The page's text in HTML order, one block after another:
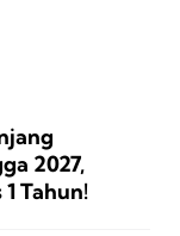
2027,
Tahun!